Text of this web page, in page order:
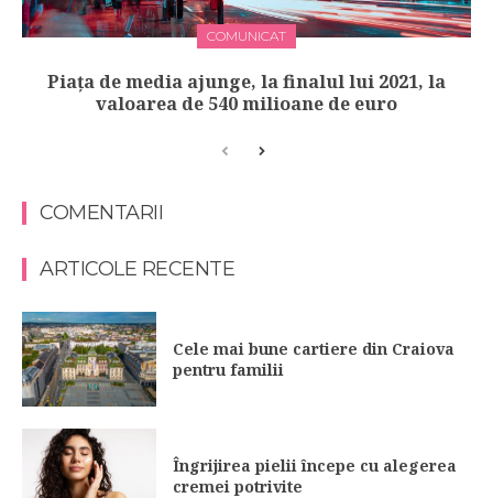
COMUNICAT
Piața de media ajunge, la finalul lui 2021, la
valoarea de 540 milioane de euro
COMENTARII
ARTICOLE RECENTE
Cele mai bune cartiere din Craiova
pentru familii
Îngrijirea pielii începe cu alegerea
cremei potrivite